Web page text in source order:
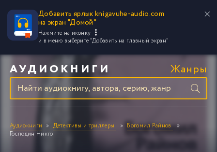
Добавить ярлык knigavuhe-audio.com
на экран "Домой"
Нажмите на иконку
и в меню выберите "Добавить на главный экран"
АУДИОКНИГИ Жанры
Аудиокниги Детективы и триллеры
Богомил Райнов
Господин Никто